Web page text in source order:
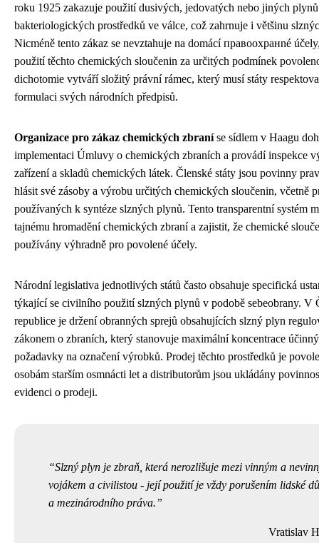
roku 1925 zakazuje použití dusivých, jedovatých nebo jiných
bakteriologických prostředků ve válce, což zahrnuje i většinu
Nicméně tento zákaz se nevztahuje na domácí правоохранné
použití těchto chemických sloučenin za určitých podmínek
dichotomie vytváří složitý právní rámec, který musí státy
formulaci svých národních předpisů.
Organizace pro zákaz chemických zbraníse sídlem v Haagu
implementaci Úmluvy o chemických zbraních a provádí inspekce
zařízení a skladů chemických látek. Členské státy jsou povinny
hlásit své zásoby a výrobu určitých chemických sloučenin, včetně
používaných k syntéze slzných plynů. Tento transparentní systém
tajnému hromadění chemických zbraní a zajistit, že chemické
používány výhradně pro povolené účely.
Národní legislativa jednotlivých států často obsahuje specifická
týkající se civilního použití slzných plynů v podobě sebeobrany. V
republice je držení obranných sprejů obsahujících slzný plyn
zákonem o zbraních, který stanovuje maximální koncentrace
požadavky na označení výrobků. Prodej těchto prostředků je
osobám starším osmnácti let a distributorům jsou ukládány
evidenci o prodeji.
Slzný plyn je zbraň, která nerozlišuje mezi vinným a
vojákem a civilistou - její použití je vždy porušením lidské
a mezinárodního práva.
Vratislav